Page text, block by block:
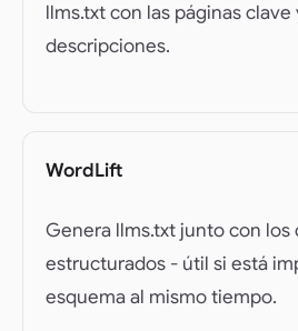
llms.txt con las páginas clave
descripciones.
WordLift
Genera llms.txt junto con los
estructurados - útil si está
esquema al mismo tiempo.